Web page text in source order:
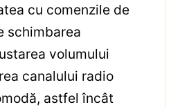
cu comenzile de
schimbarea
volumului
canalului radio
astfel încât